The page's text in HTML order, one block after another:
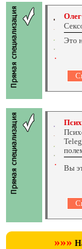
Это
Вы
»»»